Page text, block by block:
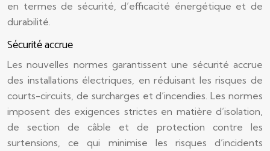
en termes de sécurité, d’efficacité énergétique et de
durabilité.
Sécurité accrue
Les nouvelles normes garantissent une sécurité accrue
des installations électriques, en réduisant les risques de
courts-circuits, de surcharges et d’incendies. Les normes
imposent des exigences strictes en matière d’isolation,
de section de câble et de protection contre les
surtensions, ce qui minimise les risques d’incidents